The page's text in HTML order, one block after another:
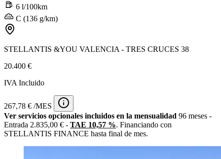
6 l/100km
C (136 g/km)
STELLANTIS &YOU VALENCIA - TRES CRUCES 38
20.400 €
IVA Incluido
267,78 € /MES
Ver servicios opcionales incluidos en la mensualidad 96 meses -
Entrada 2.835,00 € - TAE 10,57 %. Financiando con
STELLANTIS FINANCE hasta final de mes.